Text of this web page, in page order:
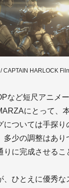
CAPTAIN HARLOCK
など短尺アニメ
にとって、
については手探り
多少の調整はあり
りに完成させるこ
、ひとえに優秀